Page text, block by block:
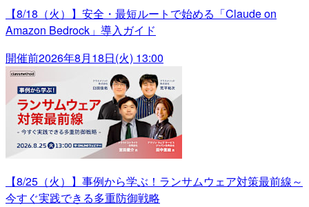
【8/18（火）】安全・最短ルートで始める「Claude on
Amazon Bedrock」導入ガイド
開催前2026年8月18日(火) 13:00
【8/25（火）】事例から学ぶ！ランサムウェア対策最前線～
今すぐ実践できる多重防御戦略